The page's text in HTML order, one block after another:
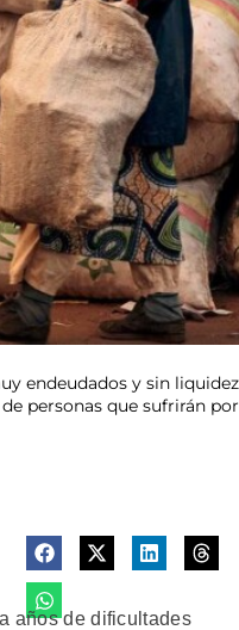
endeudados y sin
personas que sufrirán
años de dificultades